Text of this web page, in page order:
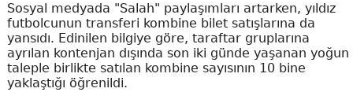
Sosyal medyada "Salah" paylaşımları artarken, yıldız
futbolcunun transferi kombine bilet satışlarına da
yansıdı. Edinilen bilgiye göre, taraftar gruplarına
ayrılan kontenjan dışında son iki günde yaşanan yoğun
taleple birlikte satılan kombine sayısının 10 bine
yaklaştığı öğrenildi.